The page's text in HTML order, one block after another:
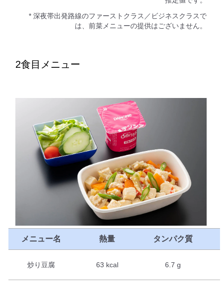
* 深夜帯出発路線のファーストクラス／ビジネスクラスで
は、前菜メニューの提供はございません。
2食目メニュー
メニュー名 熱量 タンパク質
炒り豆腐 63 kcal 6.7 g